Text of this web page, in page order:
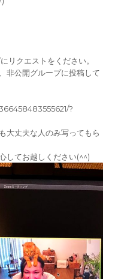
クエストをください。‬
非公開グループに投稿して
?
大丈夫な人のみ写ってもら
してお越しください(^^)